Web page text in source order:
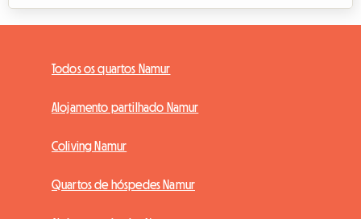
Todos os quartos Namur
Alojamento partilhado Namur
Coliving Namur
Quartos de hóspedes Namur